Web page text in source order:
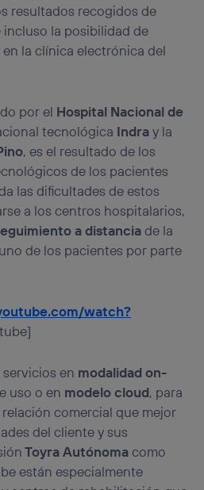
resultados recogidos de
la posibilidad de
la clínica electrónica del
por el Hospital Nacional de
tecnológica Indray la
, es el resultado de los
de los pacientes
las dificultades de estos
a los centros hospitalarios,
a distanciade la
de los pacientes por parte
watch?
en modalidad on-
uso o en modelo cloud, para
comercial que mejor
del cliente y sus
Toyra Autónomacomo
están especialmente